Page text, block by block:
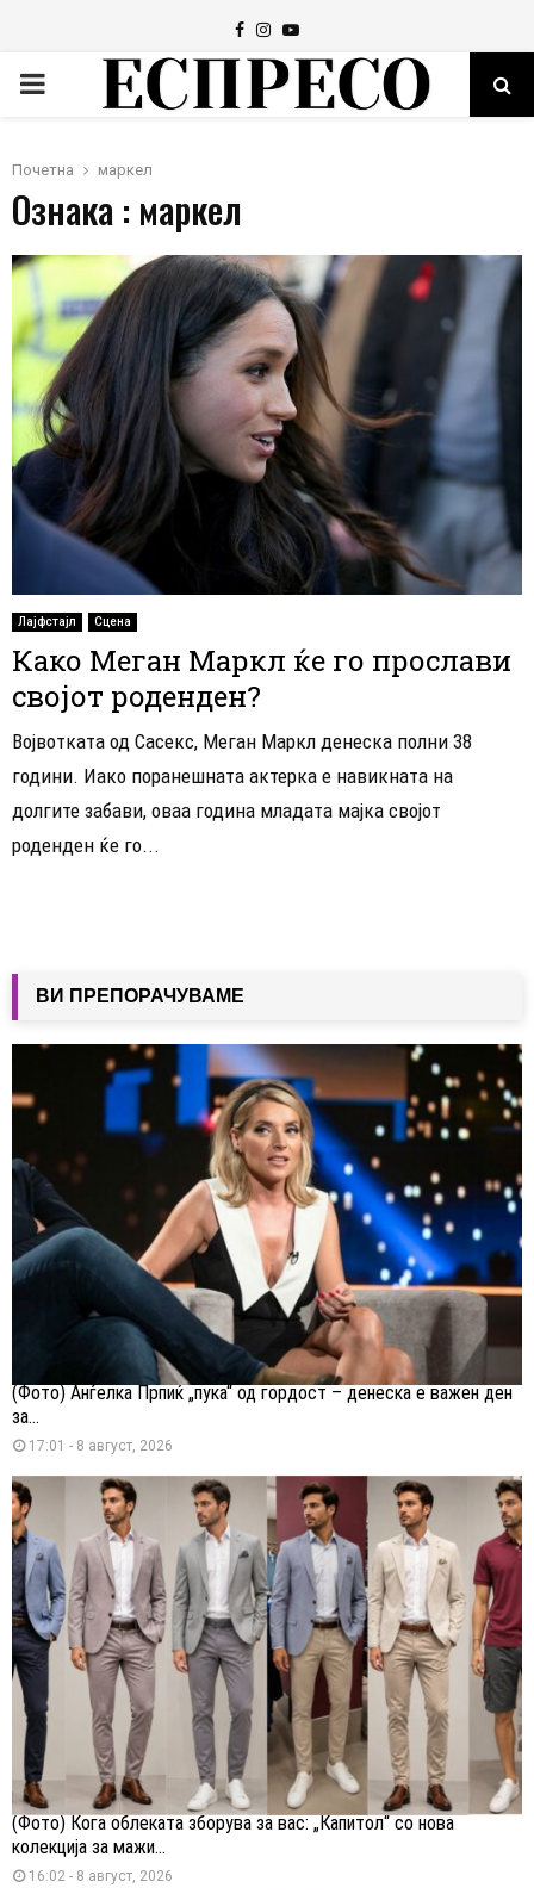
Facebook
Instagram
Youtube
PRIMARY
Почетна маркел
Ознака : маркел
Лајфстајл Сцена
Како Меган Маркл ќе го прослави
својот роденден?
Војвотката од Сасекс, Меган Маркл денеска полни 38
години. Иако поранешната актерка е навикната на
долгите забави, оваа година младата мајка својот
роденден ќе го...
ВИ ПРЕПОРАЧУВАМЕ
(Фото) Анѓелка Прпиќ „пука“ од гордост – денеска е важен ден
за...
17:01 - 8 август, 2026
(Фото) Кога облеката зборува за вас: „Капитол“ со нова
колекција за мажи...
16:02 - 8 август, 2026